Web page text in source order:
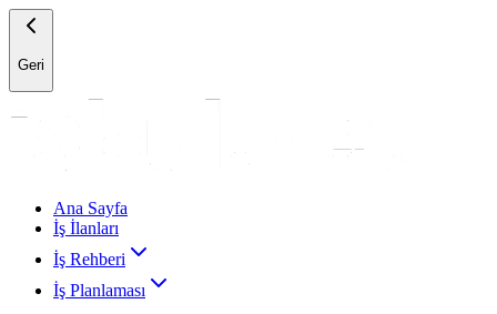
Geri
Ana Sayfa
İş İlanları
İş Rehberi
İş Planlaması